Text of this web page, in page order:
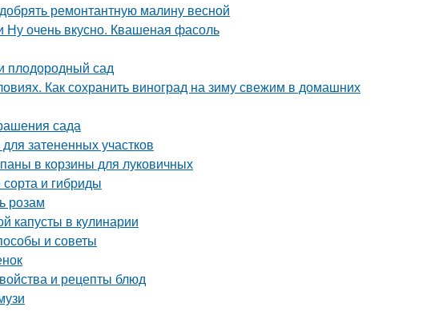
ремонтантную малину весной
очень вкусно. Квашеная фасоль
плодородный сад
Как сохранить виноград на зиму свежим в домашних
сада
затененных участков
в корзины для луковичных
и гибриды
розам
капусты в кулинарии
и советы
и рецепты блюд